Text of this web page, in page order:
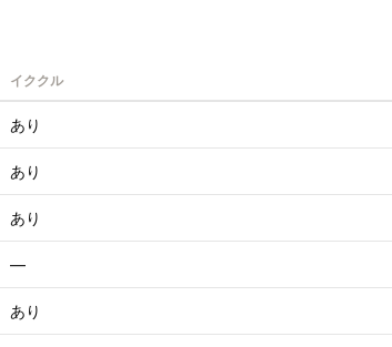
イククル
あり
あり
あり
—
あり